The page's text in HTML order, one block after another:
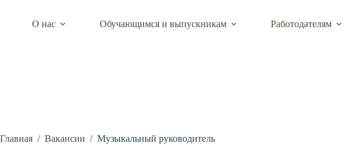
Центр карьеры департамента образовательной деятельности
О нас Обучающимся и выпускникам Работодателям
Главная / Вакансии / Музыкальный руководитель